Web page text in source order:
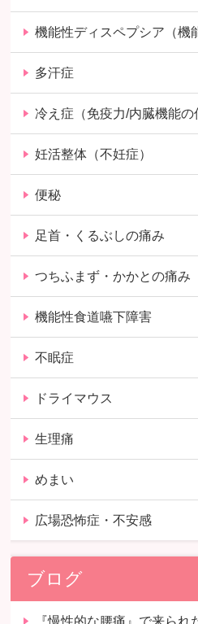
機能性ディスペプシア（機
多汗症
冷え症（免疫力/内臓機能の
妊活整体（不妊症）
便秘
足首・くるぶしの痛み
つちふまず・かかとの痛み
機能性食道嚥下障害
不眠症
ドライマウス
生理痛
めまい
広場恐怖症・不安感
ブログ